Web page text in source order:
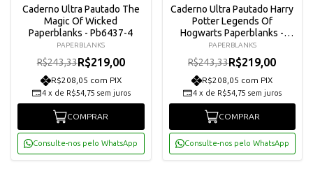
Caderno Ultra Pautado The
Magic Of Wicked
Paperblanks - Pb6437-4
PAPERBLANKS
R$243,33R$219,00
R$208,05 com PIX
4 x de R$54,75 sem juros
COMPRAR
Consulte-nos pelo WhatsApp
Caderno Ultra Pautado Harry
Potter Legends Of
Hogwarts Paperblanks -
Pb6519-7
PAPERBLANKS
R$243,33R$219,00
R$208,05 com PIX
4 x de R$54,75 sem juros
COMPRAR
Consulte-nos pelo WhatsApp